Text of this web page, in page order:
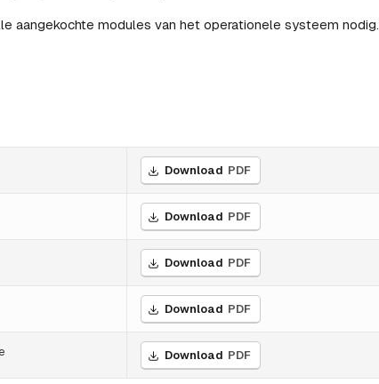
aangekochte modules van het operationele systeem nodig.
Download PDF
Download PDF
Download PDF
Download PDF
Download PDF